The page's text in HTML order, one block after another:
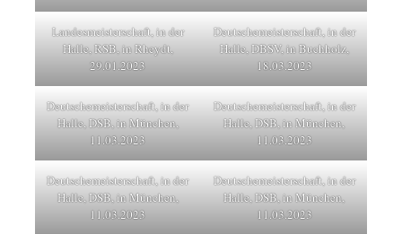
Landesmeisterschaft, in der
Halle, RSB, in Rheydt,
29.01.2023
Deutschemeisterschaft, in der
Halle, DBSV, in Buchholz,
18.03.2023
Deutschemeisterschaft, in der
Halle, DSB, in München,
11.03.2023
Deutschemeisterschaft, in der
Halle, DSB, in München,
11.03.2023
Deutschemeisterschaft, in der
Halle, DSB, in München,
11.03.2023
Deutschemeisterschaft, in der
Halle, DSB, in München,
11.03.2023